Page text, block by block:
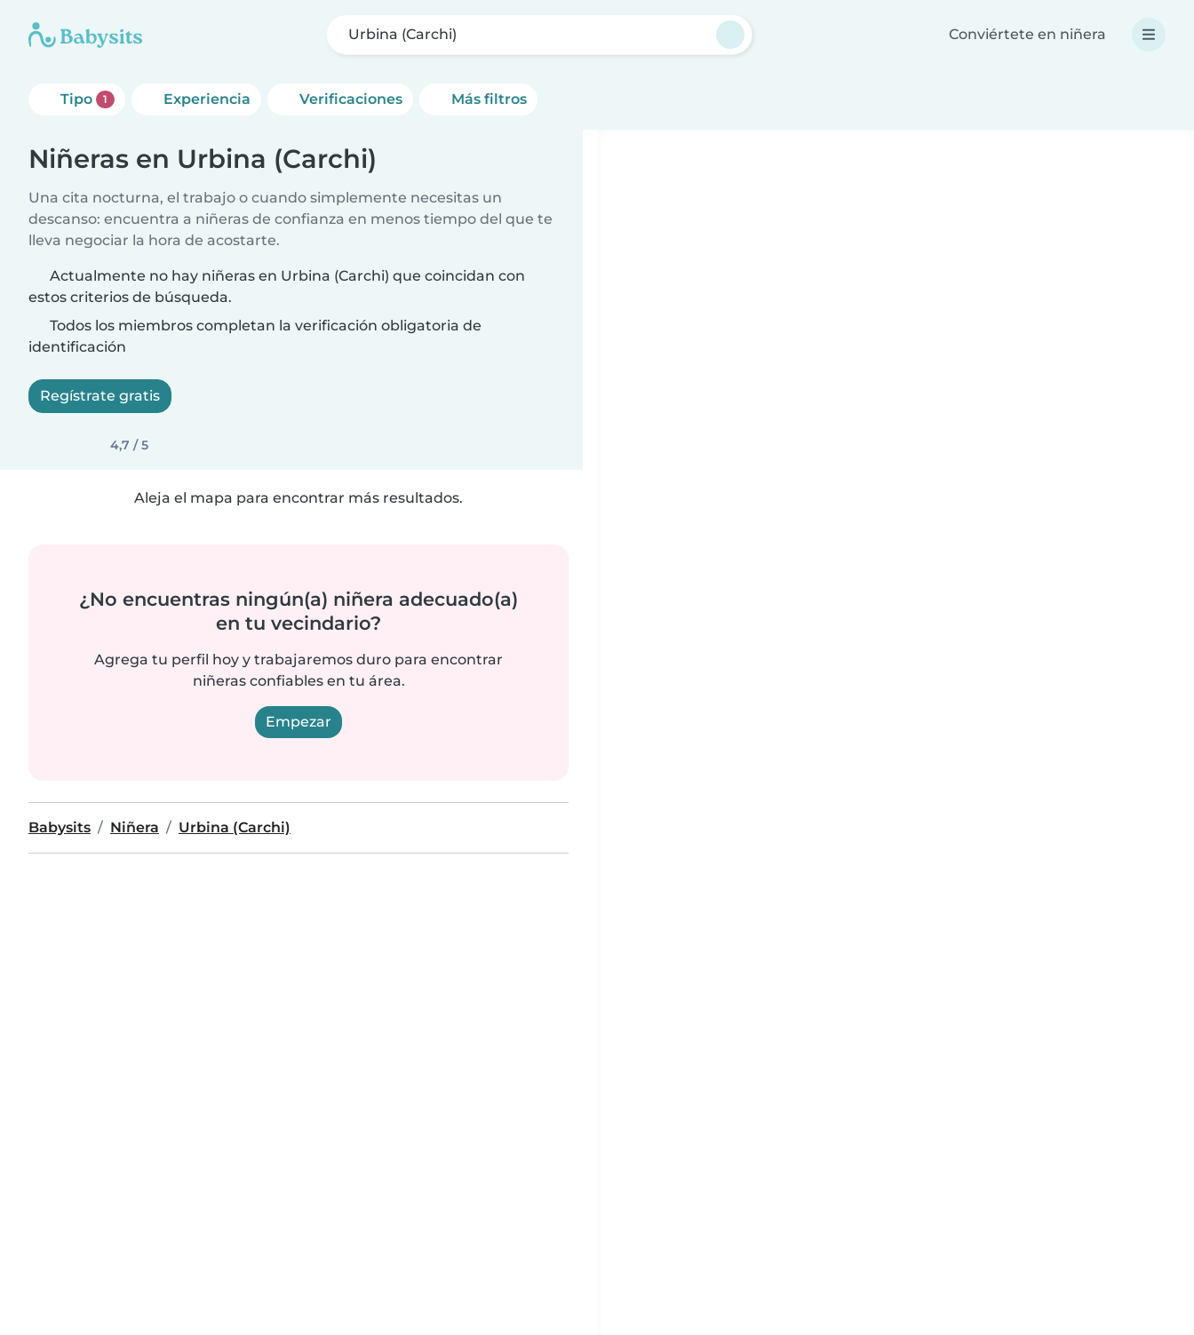
Urbina (Carchi) Conviértete en niñera
Tipo 1 Experiencia Verificaciones Más filtros
Niñeras en Urbina (Carchi)
Una cita nocturna, el trabajo o cuando simplemente necesitas un
descanso: encuentra a niñeras de confianza en menos tiempo del que te
lleva negociar la hora de acostarte.
Actualmente no hay niñeras en Urbina (Carchi) que coincidan con
estos criterios de búsqueda.
Todos los miembros completan la verificación obligatoria de
identificación
Regístrate gratis
4,7 / 5
Aleja el mapa para encontrar más resultados.
¿No encuentras ningún(a) niñera adecuado(a)
en tu vecindario?
Agrega tu perfil hoy y trabajaremos duro para encontrar
niñeras confiables en tu área.
Empezar
Babysits Niñera Urbina (Carchi)